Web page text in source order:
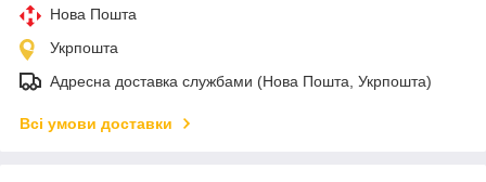
Нова Пошта
Укрпошта
Адресна доставка службами (Нова Пошта, Укрпошта)
Всі умови доставки